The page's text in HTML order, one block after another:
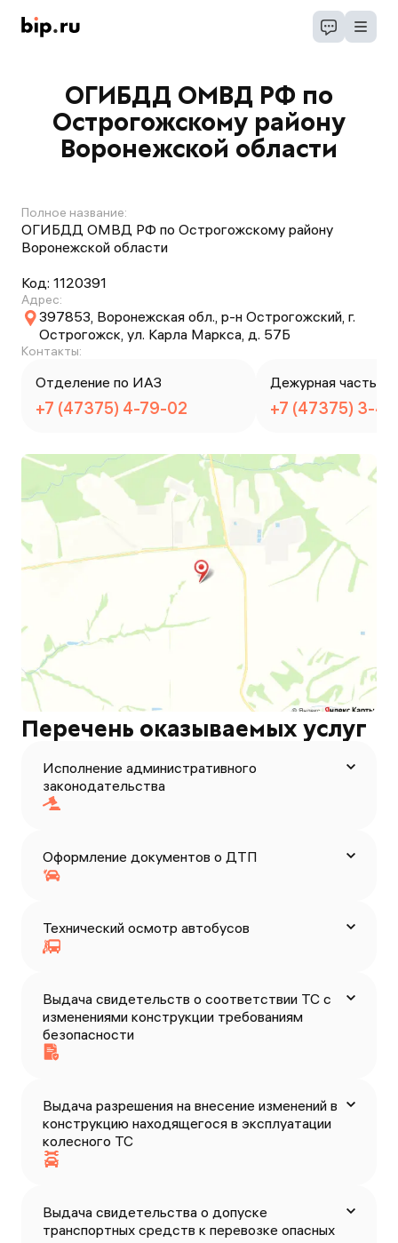
ОГИБДД ОМВД РФ по
Острогожскому району
Воронежской области
Полное название:
ОГИБДД ОМВД РФ по Острогожскому району
Воронежской области
Код: 1120391
Адрес:
397853, Воронежская обл., р-н Острогожский, г.
Острогожск, ул. Карла Маркса, д. 57Б
Контакты:
Отделение по ИАЗ
+7 (47375) 4-79-02
Дежурная часть
+7 (47375) 3-
Перечень оказываемых услуг
Исполнение административного
законодательства
Оформление документов о ДТП
Технический осмотр автобусов
Выдача свидетельств о соответствии ТС с
изменениями конструкции требованиям
безопасности
Выдача разрешения на внесение изменений в
конструкцию находящегося в эксплуатации
колесного ТС
Выдача свидетельства о допуске
транспортных средств к перевозке опасных